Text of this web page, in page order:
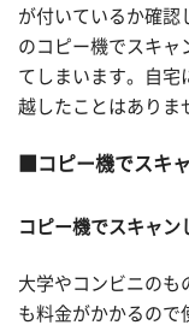
が付いているか確認
のコピー機でスキャ
てしまいます。自宅
越したことはありま
コピー機でスキ
コピー機でスキャン
大学やコンビニのも
も料金がかかるので